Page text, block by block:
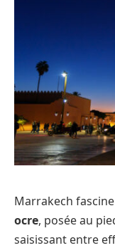
Marrakech
ocre, posée au
saisissant entre